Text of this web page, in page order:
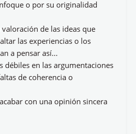
o por su originalidad
de las ideas que
las experiencias o los
a pensar así...
débiles en las argumentaciones
de coherencia o
con una opinión sincera